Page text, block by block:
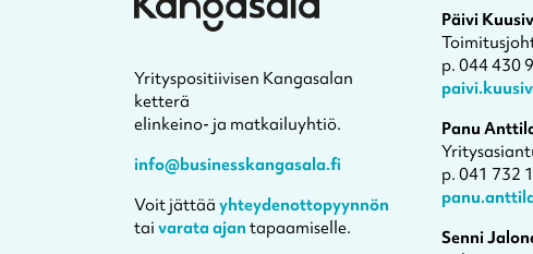
Yrityspositiivisen Kangasalan
ketterä
elinkeino- ja matkailuyhtiö.
info@businesskangasala.fi
Voit jättääyhteydenottopyynnön
taivarata ajantapaamiselle.
Päivi
p. 044 430
Panu
p. 041 732
Senni